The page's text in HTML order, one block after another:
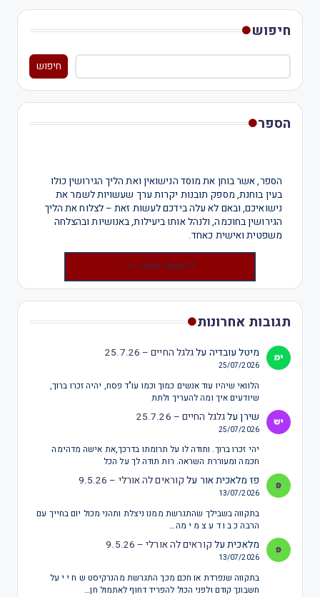
חיפוש
חיפוש
הספר
הספר, אשר בוחן את מוסד הנישואין ואת הליך הגירושין כולו
בעין בוחנת, מספק תובנות יקרות ערך שעשויות לשמר את
נישואיכם, ובאם לא עלה בידכם לעשות זאת – לצלוח את הליך
הגירושין בחוכמה, ולנהל אותו ביעילות, באנושיות ובהצלחה
משפטית ואישית כאחד.
להזמנת הספר >>
תגובות אחרונות
מיטל עובדיה עלגלגל החיים – 25.7.26
25/07/2026
הלוואי שיהיו עוד אנשים כמוך וכמו עו"ד פסח, יהיה זכרו ברוך,
שיודעים איך ומה להעריך ולתת
שירןעלגלגל החיים – 25.7.26
25/07/2026
יהי זכרו ברוך. ותודה לו על תרומתו בדרכך,את אישה מדהימה
חכמה ומעוררת השראה. רות תודה לך על הכל
פז מלאכית אור על קוראים לה אורלי – 9.5.26
13/07/2026
בתקווה בשבילך שהתגרשת ממנו ניצלת ותהני מכול יום בחייך עם
הרבה כ ב ו ד ע צ מ י מה…
מלאכיתעל קוראים לה אורלי – 9.5.26
13/07/2026
בתקווה שנפרדת או חכם מכך התגרשת מהנרקיסט ש ח י י על
חשבונך קודם ולפני הכול להפריד דחוף לאתמול חן…